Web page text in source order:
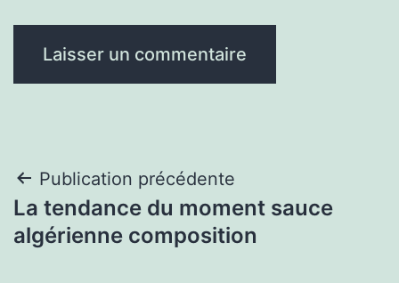
Navigation
de
Publication précédente
La tendance du moment sauce
algérienne composition